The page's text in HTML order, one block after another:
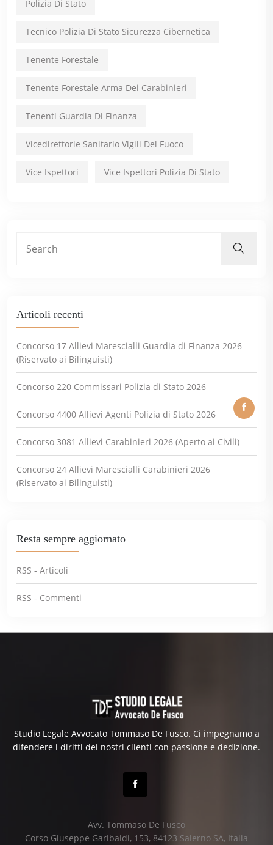
Polizia Di Stato
Tecnico Polizia Di Stato Sicurezza Cibernetica
Tenente Forestale
Tenente Forestale Arma Dei Carabinieri
Tenenti Guardia Di Finanza
Vicedirettorie Sanitario Vigili Del Fuoco
Vice Ispettori Vice Ispettori Polizia Di Stato
Articoli recenti
Concorso 17 Allievi Marescialli Guardia di Finanza 2026
(Riservato ai Bilinguisti)
Concorso 220 Commissari Polizia di Stato 2026
Concorso 4400 Allievi Agenti Polizia di Stato 2026
Concorso 3081 Allievi Carabinieri 2026 (Aperto ai Civili)
Concorso 24 Allievi Marescialli Carabinieri 2026
(Riservato ai Bilinguisti)
Resta sempre aggiornato
RSS - Articoli
RSS - Commenti
Studio Legale Avvocato Tommaso De Fusco. Ci impegnamo a
difendere i diritti dei nostri clienti con passione e dedizione.
Avv. Tommaso De Fusco
Corso Giuseppe Garibaldi, 153, 84123 Salerno SA, Italia